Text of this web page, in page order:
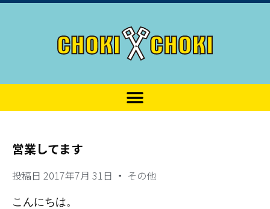
営業してます
投稿日 2017年7月 31日 その他
こんにちは。